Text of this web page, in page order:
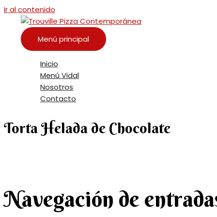
Ir al contenido
Menú principal
Inicio
Menú Vidal
Nosotros
Contacto
Torta Helada de Chocolate
Navegación de